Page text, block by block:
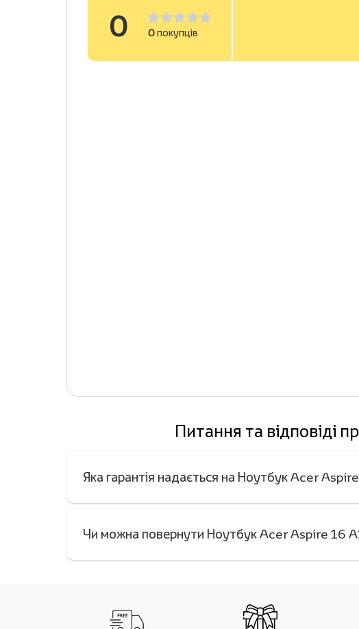
0 0покупців
Питання та відповіді
Яка гарантія надається на Ноутбук Acer
Чи можна повернути Ноутбук Acer Aspire 16